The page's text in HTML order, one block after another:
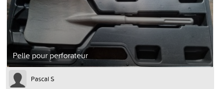
Pelle pour perforateur
Pascal S